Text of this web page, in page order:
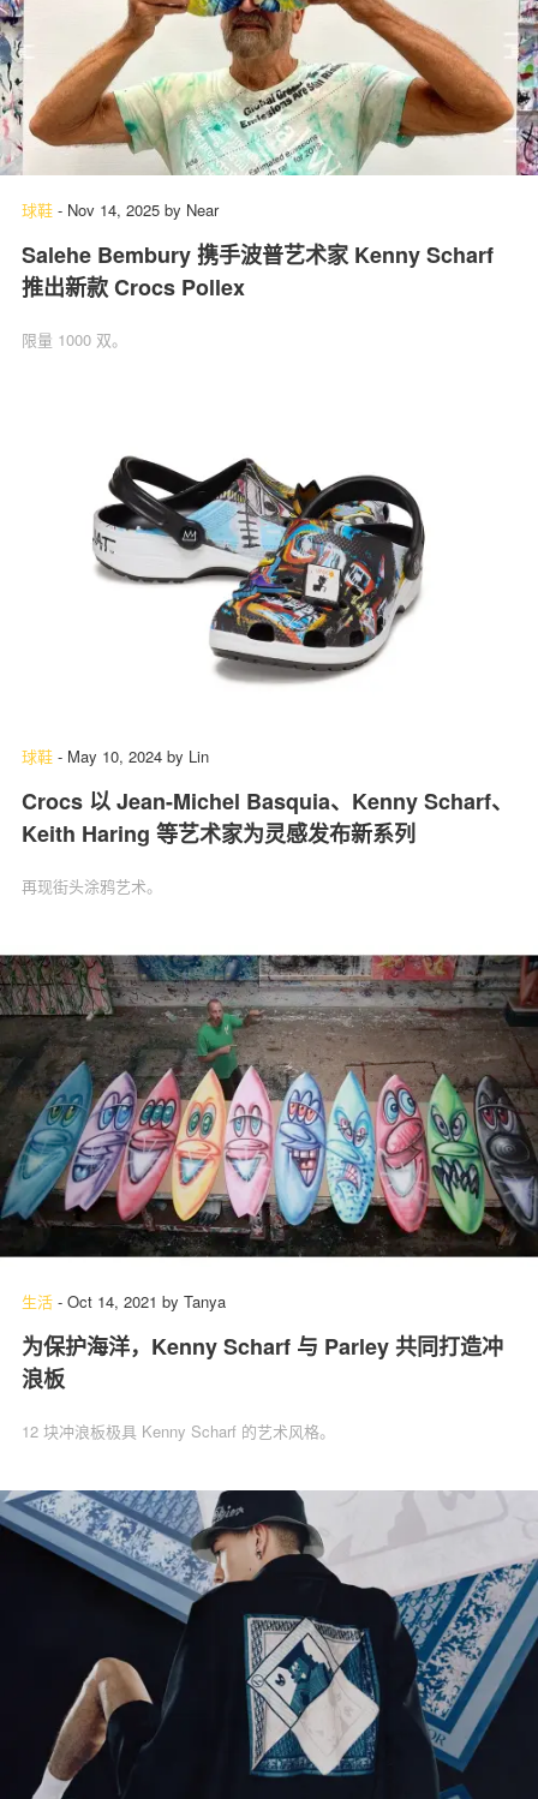
球鞋 - Nov 14, 2025 by Near
Salehe Bembury 携手波普艺术家 Kenny Scharf
推出新款 Crocs Pollex
限量 1000 双。
球鞋 - May 10, 2024 by Lin
Crocs 以 Jean-Michel Basquia、Kenny Scharf、
Keith Haring 等艺术家为灵感发布新系列
再现街头涂鸦艺术。
生活 - Oct 14, 2021 by Tanya
为保护海洋，Kenny Scharf 与 Parley 共同打造冲
浪板
12 块冲浪板极具 Kenny Scharf 的艺术风格。